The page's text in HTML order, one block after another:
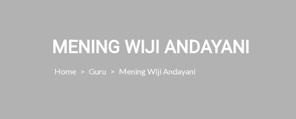
MENING WIJI ANDAYANI
Home > Guru > Mening Wiji Andayani